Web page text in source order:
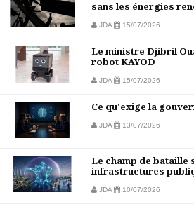
sans les énergies
JDA 15/07/2026
Le ministre Djibril
robot KAYOD
JDA 15/07/2026
Ce qu'exige la
JDA 13/07/2026
Le champ de bataille
infrastructures
JDA 10/07/2026